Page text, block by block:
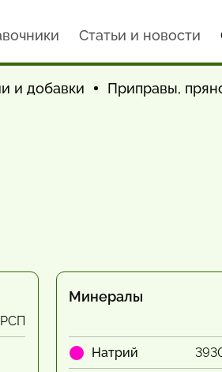
Статьи и новости
и добавки Приправы,
РСП
Минералы
Натрий